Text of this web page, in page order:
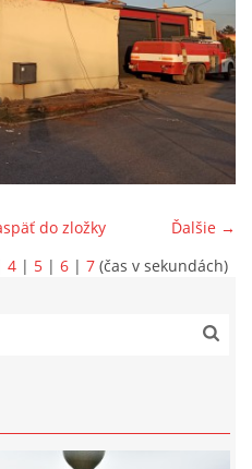
Ďalšie →
do zložky
4 | 5 | 6 | 7 (čas v sekundách)